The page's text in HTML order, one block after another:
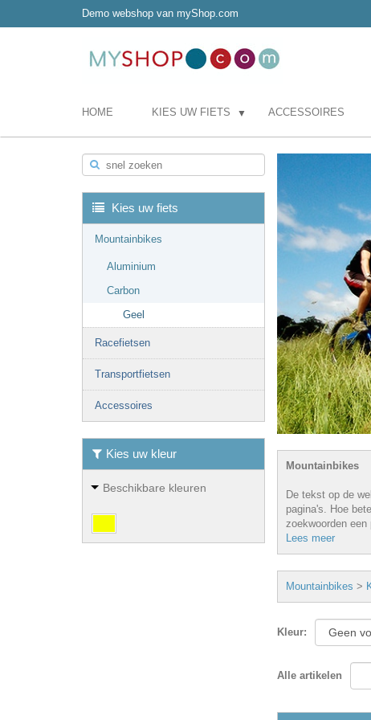
Demo webshop van myShop.com
HOME KIES UW FIETS ▼ ACCESSOIRES
snel zoeken
Kies uw fiets
Mountainbikes
Aluminium
Carbon
Geel
Racefietsen
Transportfietsen
Accessoires
Kies uw kleur
Beschikbare kleuren
Mountainbikes
De tekst op de
pagina's. Hoe
zoekwoorden
Lees meer
Mountainbikes >
Kleur:
Alle artikelen